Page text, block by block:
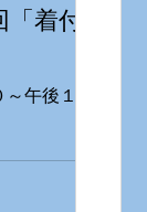
着付
午後１